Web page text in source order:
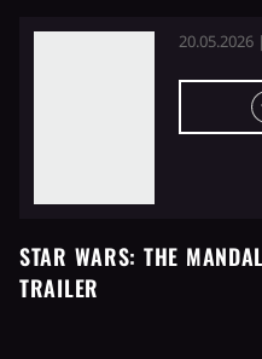
STAR WARS: THE
TRAILER